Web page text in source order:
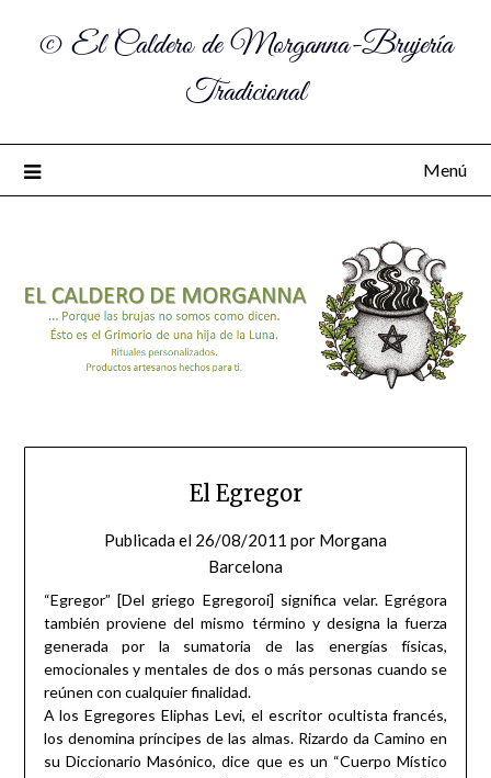
© El Caldero de Morganna-Brujería
Tradicional
Menú
El Egregor
Publicada el 26/08/2011 por Morgana
Barcelona
“Egregor” [Del griego Egregoroi] significa velar. Egrégora
también proviene del mismo término y designa la fuerza
generada por la sumatoria de las energías físicas,
emocionales y mentales de dos o más personas cuando se
reúnen con cualquier finalidad.
A los Egregores Eliphas Levi, el escritor ocultista francés,
los denomina príncipes de las almas. Rizardo da Camino en
su Diccionario Masónico, dice que es un “Cuerpo Místico